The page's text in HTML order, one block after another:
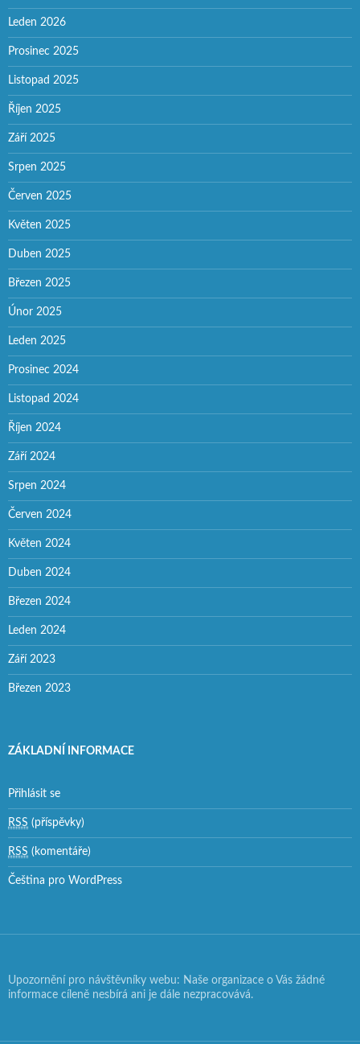
Leden 2026
Prosinec 2025
Listopad 2025
Říjen 2025
Září 2025
Srpen 2025
Červen 2025
Květen 2025
Duben 2025
Březen 2025
Únor 2025
Leden 2025
Prosinec 2024
Listopad 2024
Říjen 2024
Září 2024
Srpen 2024
Červen 2024
Květen 2024
Duben 2024
Březen 2024
Leden 2024
Září 2023
Březen 2023
ZÁKLADNÍ INFORMACE
Přihlásit se
RSS (příspěvky)
RSS (komentáře)
Čeština pro WordPress
Upozornění pro návštěvníky webu: Naše organizace o Vás žádné
informace cíleně nesbírá ani je dále nezpracovává.